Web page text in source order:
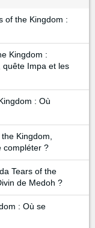
of the Kingdom :
Kingdom :
quête Impa et les
Kingdom,
compléter ?
Tears of the
de Medoh ?
: Où se